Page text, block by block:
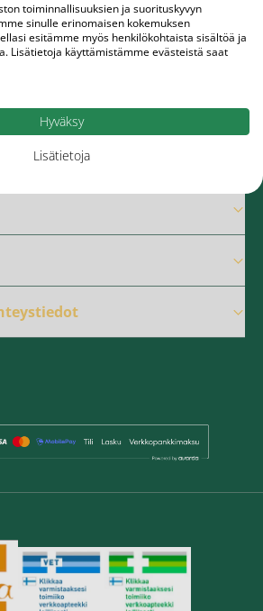
Sähköpostiosoite
Tilaa
toiminnallisuuksien ja suorituskyvyn
sinulle erinomaisen kokemuksen
esitämme myös henkilökohtaista sisältöä ja
Lisätietoja käyttämistämme evästeistä saat
Hyväksy
Lisätietoja